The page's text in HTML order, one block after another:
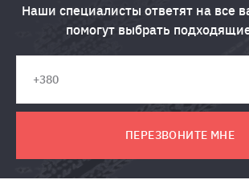
Наши специалисты ответят на все
помогут выбрать
ПЕРЕЗВОНИТЕ МНЕ